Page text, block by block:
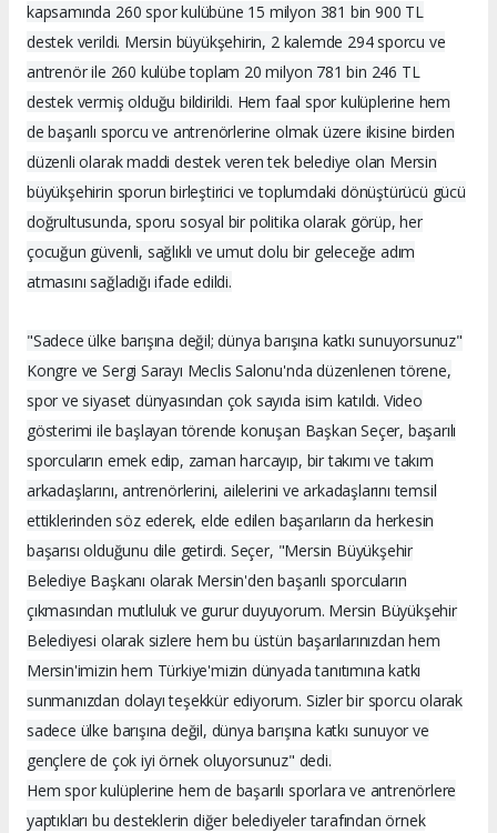
kapsamında 260 spor kulübüne 15 milyon 381 bin 900 TL
destek verildi. Mersin büyükşehirin, 2 kalemde 294 sporcu ve
antrenör ile 260 kulübe toplam 20 milyon 781 bin 246 TL
destek vermiş olduğu bildirildi. Hem faal spor kulüplerine hem
de başarılı sporcu ve antrenörlerine olmak üzere ikisine birden
düzenli olarak maddi destek veren tek belediye olan Mersin
büyükşehirin sporun birleştirici ve toplumdaki dönüştürücü gücü
doğrultusunda, sporu sosyal bir politika olarak görüp, her
çocuğun güvenli, sağlıklı ve umut dolu bir geleceğe adım
atmasını sağladığı ifade edildi.
"Sadece ülke barışına değil; dünya barışına katkı sunuyorsunuz"
Kongre ve Sergi Sarayı Meclis Salonu'nda düzenlenen törene,
spor ve siyaset dünyasından çok sayıda isim katıldı. Video
gösterimi ile başlayan törende konuşan Başkan Seçer, başarılı
sporcuların emek edip, zaman harcayıp, bir takımı ve takım
arkadaşlarını, antrenörlerini, ailelerini ve arkadaşlarını temsil
ettiklerinden söz ederek, elde edilen başarıların da herkesin
başarısı olduğunu dile getirdi. Seçer, "Mersin Büyükşehir
Belediye Başkanı olarak Mersin'den başarılı sporcuların
çıkmasından mutluluk ve gurur duyuyorum. Mersin Büyükşehir
Belediyesi olarak sizlere hem bu üstün başarılarınızdan hem
Mersin'imizin hem Türkiye'mizin dünyada tanıtımına katkı
sunmanızdan dolayı teşekkür ediyorum. Sizler bir sporcu olarak
sadece ülke barışına değil, dünya barışına katkı sunuyor ve
gençlere de çok iyi örnek oluyorsunuz" dedi.
Hem spor kulüplerine hem de başarılı sporlara ve antrenörlere
yaptıkları bu desteklerin diğer belediyeler tarafından örnek